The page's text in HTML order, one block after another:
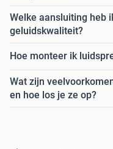
Welke aansluiting heb
geluidskwaliteit?
Hoe monteer ik
Wat zijn
en hoe los je ze op?